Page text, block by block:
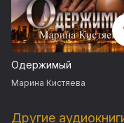
Одержимый
Марина Кистяева
Другие